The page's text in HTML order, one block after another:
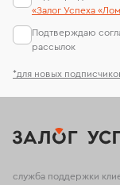
*для новых
«Залог Успеха
Подтверждаю
рассылок
служба поддержки